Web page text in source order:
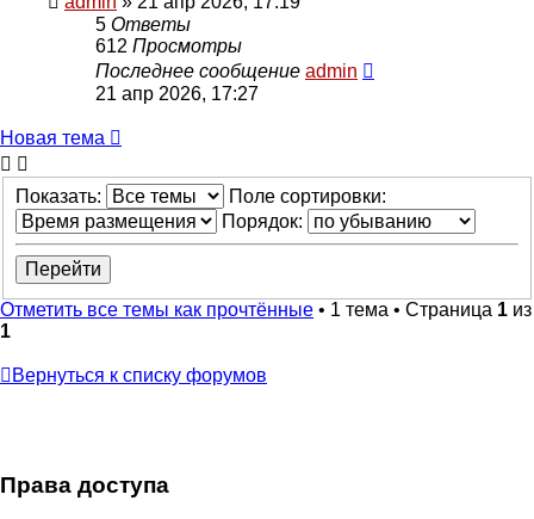
5 Ответы
612 Просмотры
Последнее сообщение admin
21 апр 2026, 17:27
Новая
тема
Новая тема
Показать:
Поле сортировки:
Порядок:
Отметить все темы как прочтённые • 1 тема • Страница 1 из
1
Вернуться к списку форумов
Права доступа